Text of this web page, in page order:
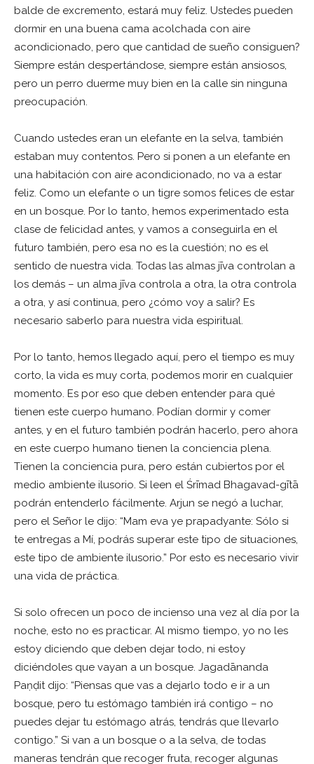
balde de excremento, estará muy feliz. Ustedes pueden
dormir en una buena cama acolchada con aire
acondicionado, pero que cantidad de sueño consiguen?
Siempre están despertándose, siempre están ansiosos,
pero un perro duerme muy bien en la calle sin ninguna
preocupación.
Cuando ustedes eran un elefante en la selva, también
estaban muy contentos. Pero si ponen a un elefante en
una habitación con aire acondicionado, no va a estar
feliz. Como un elefante o un tigre somos felices de estar
en un bosque. Por lo tanto, hemos experimentado esta
clase de felicidad antes, y vamos a conseguirla en el
futuro también, pero esa no es la cuestión; no es el
sentido de nuestra vida. Todas las almas jīva controlan a
los demás – un alma jīva controla a otra, la otra controla
a otra, y así continua, pero ¿cómo voy a salir? Es
necesario saberlo para nuestra vida espiritual.
Por lo tanto, hemos llegado aquí, pero el tiempo es muy
corto, la vida es muy corta, podemos morir en cualquier
momento. Es por eso que deben entender para qué
tienen este cuerpo humano. Podían dormir y comer
antes, y en el futuro también podrán hacerlo, pero ahora
en este cuerpo humano tienen la conciencia plena.
Tienen la conciencia pura, pero están cubiertos por el
medio ambiente ilusorio. Si leen el Śrīmad Bhagavad-gītā
podrán entenderlo fácilmente. Arjun se negó a luchar,
pero el Señor le dijo: “Mam eva ye prapadyante: Sólo si
te entregas a Mí, podrás superar este tipo de situaciones,
este tipo de ambiente ilusorio.” Por esto es necesario vivir
una vida de práctica.
Si solo ofrecen un poco de incienso una vez al día por la
noche, esto no es practicar. Al mismo tiempo, yo no les
estoy diciendo que deben dejar todo, ni estoy
diciéndoles que vayan a un bosque. Jagadānanda
Paṇḍit dijo: “Piensas que vas a dejarlo todo e ir a un
bosque, pero tu estómago también irá contigo – no
puedes dejar tu estómago atrás, tendrás que llevarlo
contigo.” Si van a un bosque o a la selva, de todas
maneras tendrán que recoger fruta, recoger algunas